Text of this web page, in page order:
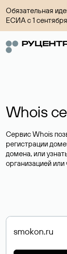
Обязательная
ЕСИА с 1
Whois
Сервис Whois
регистрации
домена, или
организацией